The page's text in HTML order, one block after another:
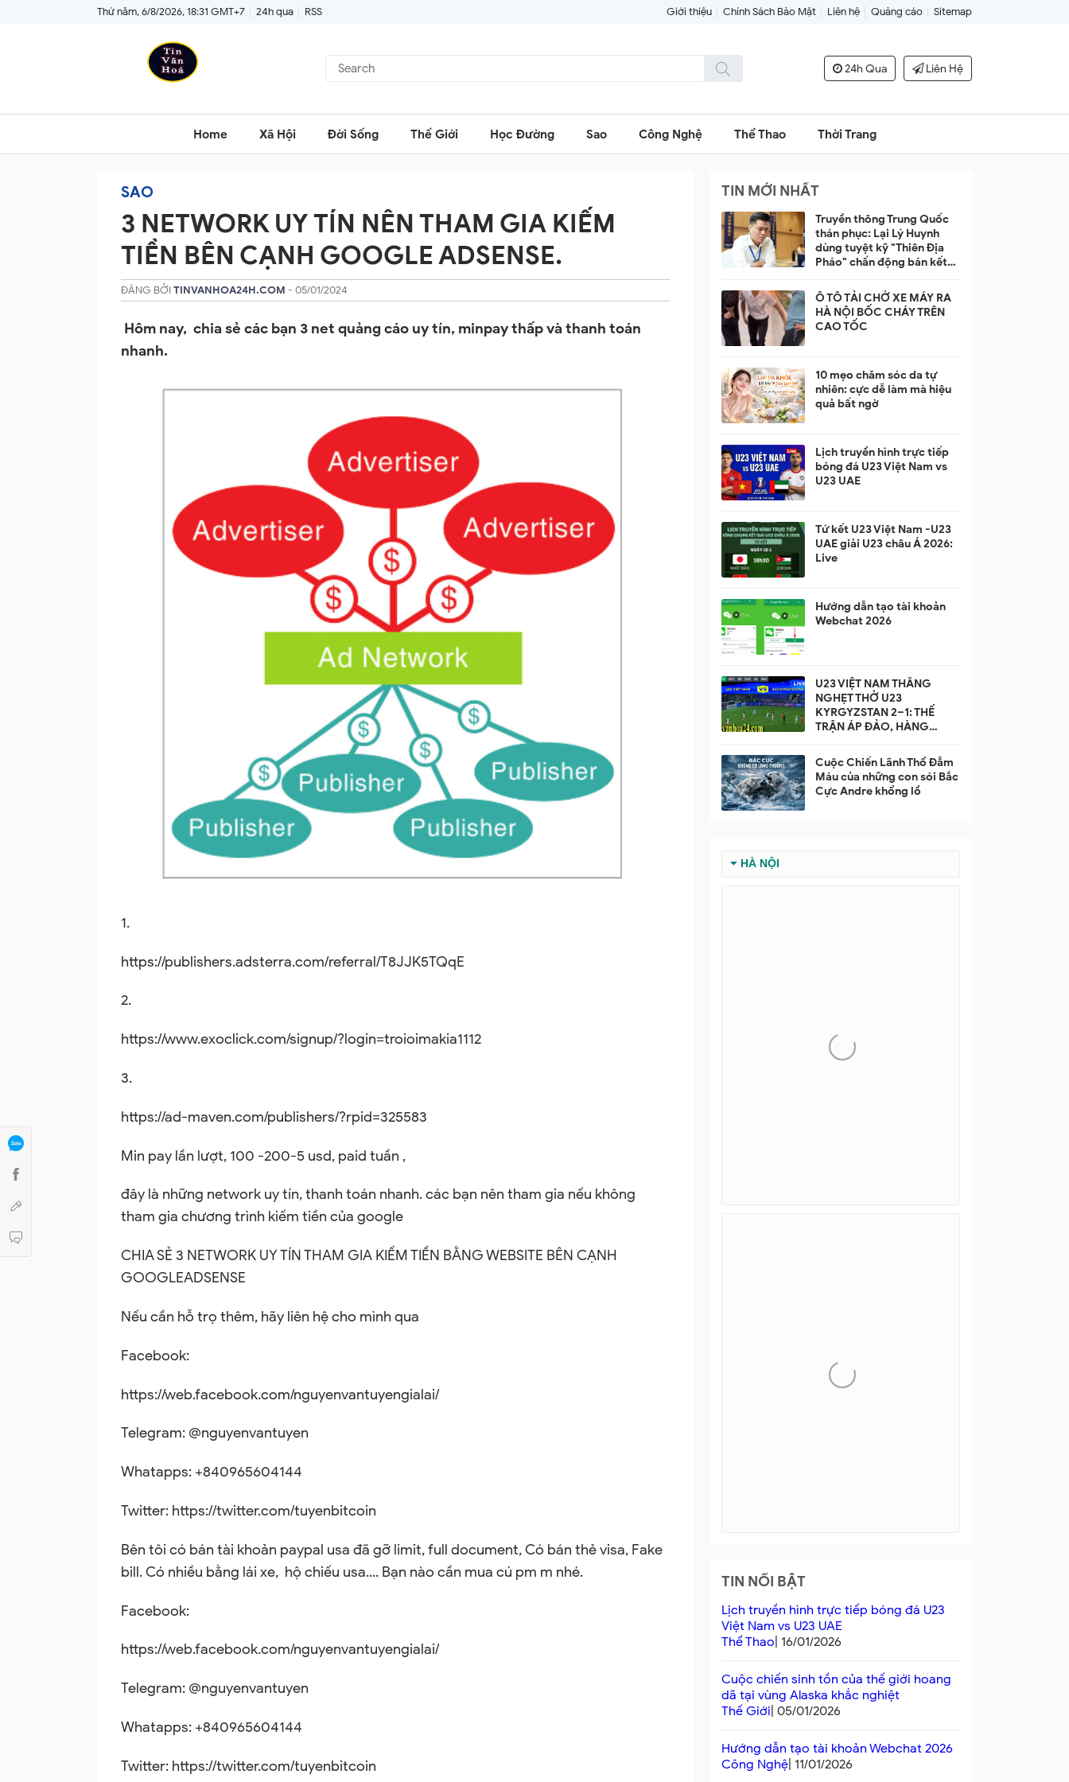
Thứ năm, 6/8/2026, 18:31 GMT+7 24h qua RSS Giới thiệu Chính Sách Bảo Mật Liên hệ Quảng cáo Sitemap
24h Qua Liên Hệ
Home Xã Hội Đời Sống Thế Giới Học Đường Sao Công Nghệ Thể Thao Thời Trang
SAO
3 NETWORK UY TÍN NÊN THAM GIA KIẾM
TIỀN BÊN CẠNH GOOGLE ADSENSE.
ĐĂNG BỞI TINVANHOA24H.COM - 05/01/2024
Hôm nay, chia sẻ các bạn 3 net quảng cáo uy tín, minpay thấp và thanh toán
nhanh.
1.
https://publishers.adsterra.com/referral/T8JJK5TQqE
2.
https://www.exoclick.com/signup/?login=troioimakia1112
3.
https://ad-maven.com/publishers/?rpid=325583
Min pay lần lượt, 100 -200-5 usd, paid tuần ,
đây là những network uy tín, thanh toán nhanh. các bạn nên tham gia nếu không
tham gia chương trình kiếm tiền của google
CHIA SẺ 3 NETWORK UY TÍN THAM GIA KIẾM TIỀN BẰNG WEBSITE BÊN CẠNH
GOOGLEADSENSE
Nếu cần hỗ trọ thêm, hãy liên hệ cho mình qua
Facebook:
https://web.facebook.com/nguyenvantuyengialai/
Telegram: @nguyenvantuyen
Whatapps: +840965604144
Twitter: https://twitter.com/tuyenbitcoin
Bên tôi có bán tài khoản paypal usa đã gỡ limit, full document, Có bán thẻ visa, Fake
bill. Có nhiều bằng lái xe, hộ chiếu usa.... Bạn nào cần mua cú pm m nhé.
Facebook:
https://web.facebook.com/nguyenvantuyengialai/
Telegram: @nguyenvantuyen
Whatapps: +840965604144
Twitter: https://twitter.com/tuyenbitcoin
TIN MỚI NHẤT
Truyền thông Trung Quốc
thán phục: Lại Lý Huynh
dùng tuyệt kỹ "Thiên Địa
Pháo" chấn động bán kết
Ô TÔ TẢI CHỞ XE MÁY RA
HÀ NỘI BỐC CHÁY TRÊN
CAO TỐC
10 mẹo chăm sóc da tự
nhiên: cực dễ làm mà hiệu
quả bất ngờ
Lịch truyền hình trực tiếp
bóng đá U23 Việt Nam vs
U23 UAE
Tứ kết U23 Việt Nam -U23
UAE giải U23 châu Á 2026:
Live
Hướng dẫn tạo tài khoản
Webchat 2026
U23 VIỆT NAM THẮNG
NGHẸT THỞ U23
KYRGYZSTAN 2–1: THẾ
TRẬN ÁP ĐẢO, HÀNG
THỦ ĐỐI PHƯƠNG SUÝT
VỠ TRẬN
Cuộc Chiến Lãnh Thổ Đẫm
Máu của những con sói Bắc
Cực Andre khổng lồ
HÀ NỘI
TIN NỔI BẬT
Lịch truyền hình trực tiếp bóng đá U23
Việt Nam vs U23 UAE
Thể Thao | 16/01/2026
Cuộc chiến sinh tồn của thế giới hoang
dã tại vùng Alaska khắc nghiệt
Thế Giới | 05/01/2026
Hướng dẫn tạo tài khoản Webchat 2026
Công Nghệ | 11/01/2026